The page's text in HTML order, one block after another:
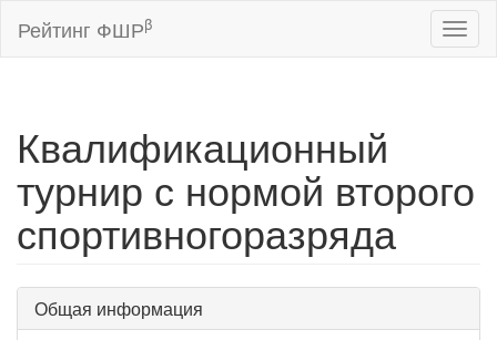
Рейтинг ФШРβ
Квалификационный
турнир с нормой второго
спортивногоразряда
Общая информация